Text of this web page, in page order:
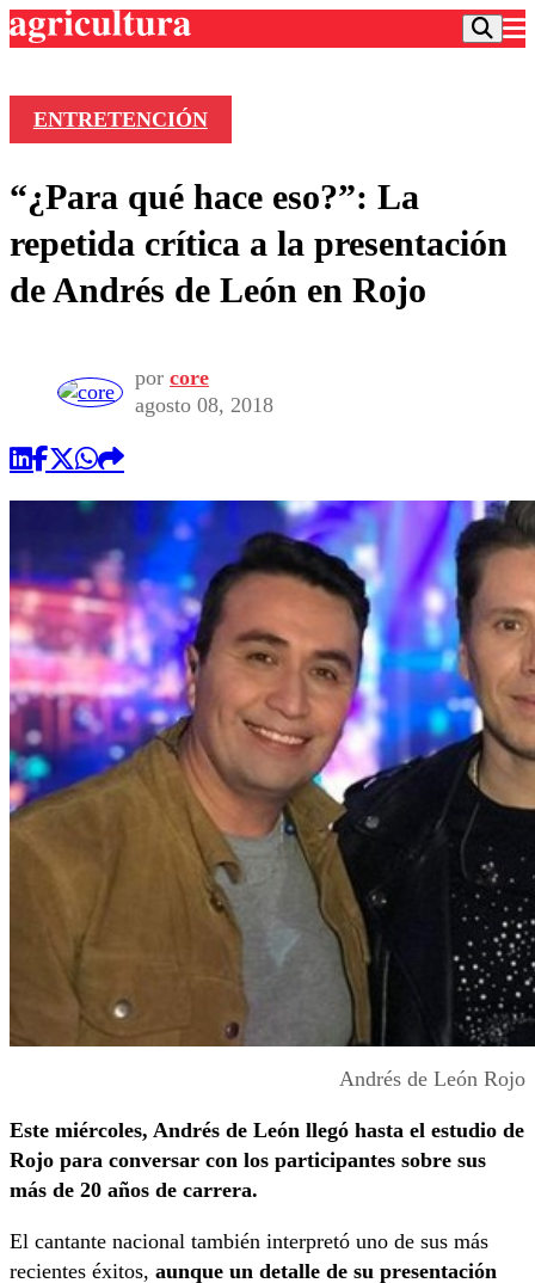
Frecuencias
Agricultura TV
Deportes
Colo Colo
Seleccion Chilena
Torneo Internacional
Universidad de Chile
Entretención
Economía
Internacional
Sustentabilidad
Publicaciones en medios
Opinión
ENTRETENCIÓN
“¿Para qué hace eso?”: La
repetida crítica a la presentación
de Andrés de León en Rojo
por core
agosto 08, 2018
Andrés de León Rojo
Este miércoles, Andrés de León llegó hasta el estudio de
Rojo para conversar con los participantes sobre sus
más de 20 años de carrera.
El cantante nacional también interpretó uno de sus más
recientes éxitos, aunque un detalle de su presentación